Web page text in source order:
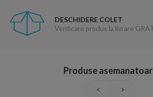
DESCHIDERE COLET
Verificare produs la livrare
Produse